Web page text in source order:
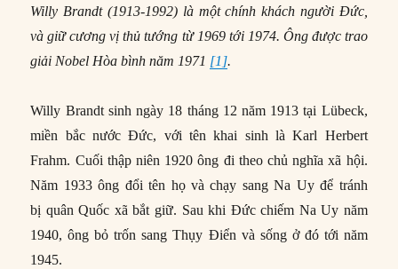
Willy Brandt (1913-1992) là một chính khách người Đức,
và giữ cương vị thủ tướng từ 1969 tới 1974. Ông được trao
giải Nobel Hòa bình năm 1971 [1].
Willy Brandt sinh ngày 18 tháng 12 năm 1913 tại Lübeck,
miền bắc nước Đức, với tên khai sinh là Karl Herbert
Frahm. Cuối thập niên 1920 ông đi theo chủ nghĩa xã hội.
Năm 1933 ông đổi tên họ và chạy sang Na Uy để tránh
bị quân Quốc xã bắt giữ. Sau khi Đức chiếm Na Uy năm
1940, ông bỏ trốn sang Thụy Điển và sống ở đó tới năm
1945.